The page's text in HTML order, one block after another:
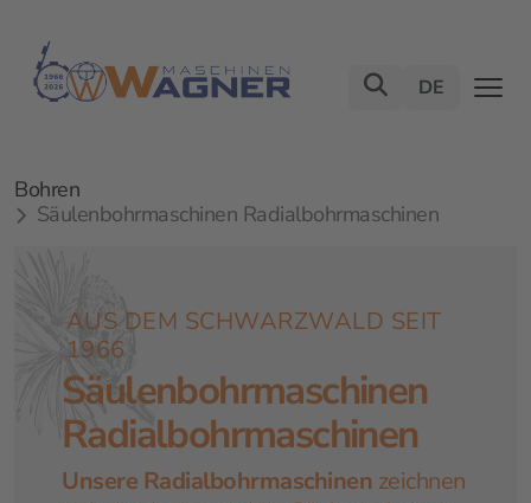
DE
Bohren
Säulenbohrmaschinen Radialbohrmaschinen
AUS DEM SCHWARZWALD SEIT
1966
Säulenbohrmaschinen
Radialbohrmaschinen
Unsere Radialbohrmaschinen zeichnen